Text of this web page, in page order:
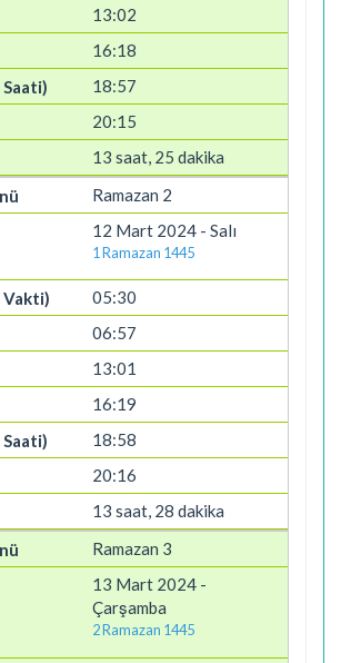
13:02
16:18
18:57
20:15
13 saat, 25 dakika
Ramazan 2
12 Mart 2024 - Salı
1 Ramazan 1445
05:30
06:57
13:01
16:19
18:58
20:16
13 saat, 28 dakika
Ramazan 3
13 Mart 2024 -
Çarşamba
2 Ramazan 1445